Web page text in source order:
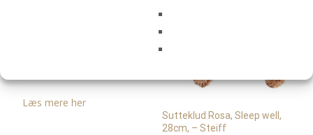
Læs mere her
Sutteklud Rosa, Sleep well,
28cm, – Steiff